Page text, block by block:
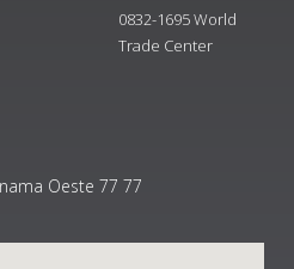
0832-1695 World
Trade Center
Oeste 77 77